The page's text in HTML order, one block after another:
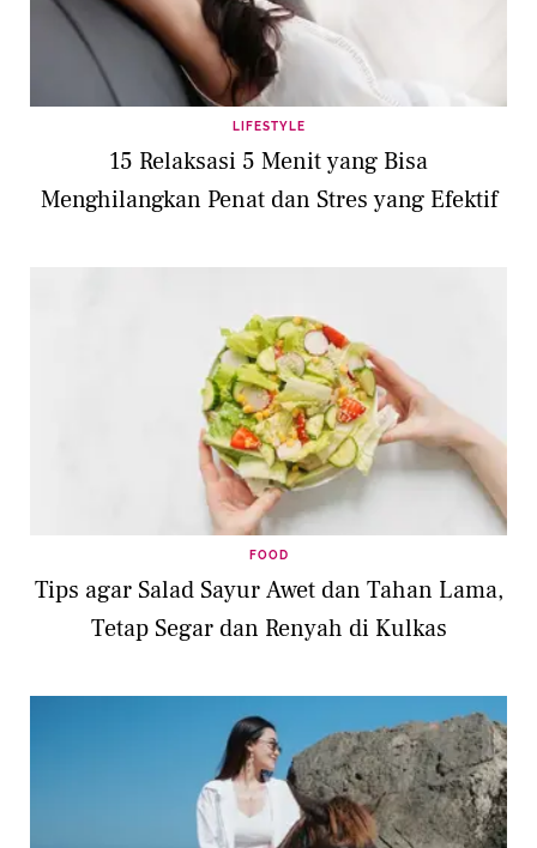
LIFESTYLE
15 Relaksasi 5 Menit yang Bisa
Menghilangkan Penat dan Stres yang Efektif
FOOD
Tips agar Salad Sayur Awet dan Tahan Lama,
Tetap Segar dan Renyah di Kulkas